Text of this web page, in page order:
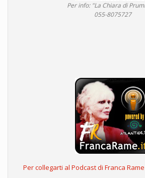
Per info: "La Chiara di
055-8075727
Per collegarti al Podcast di Franca